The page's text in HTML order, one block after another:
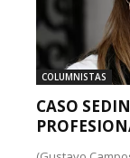
COLUMNISTAS
CASO